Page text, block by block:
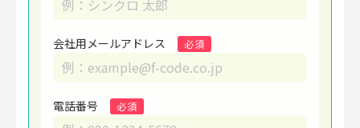
会社用メールアドレス 必須
電話番号 必須